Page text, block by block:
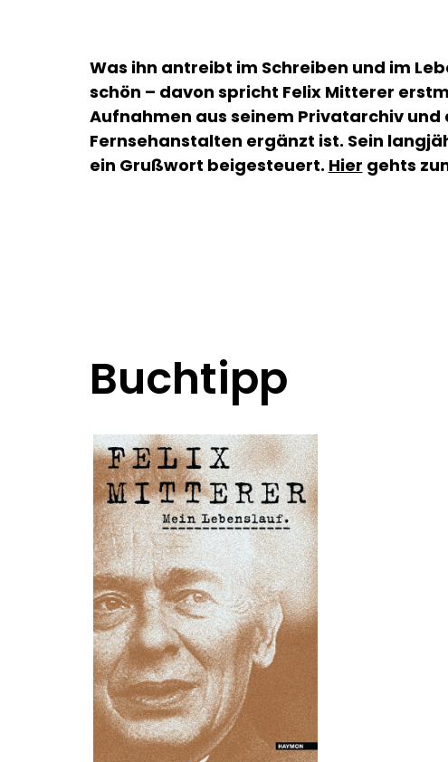
Was ihn antreibt im Schreiben und im
schön – davon spricht Felix Mitterer
Aufnahmen aus seinem Privatarchiv
Fernsehanstalten ergänzt ist. Sein
ein Grußwort beigesteuert. Hier gehts
Buchtipp